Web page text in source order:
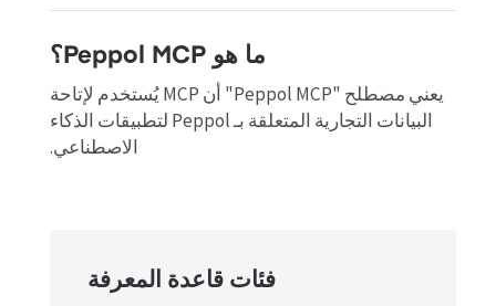
ما هو Peppol MCP؟
يعني مصطلح "Peppol MCP" أن MCP يُستخدم لإتاحة
البيانات التجارية المتعلقة بـ Peppol لتطبيقات الذكاء
الاصطناعي.
فئات قاعدة المعرفة